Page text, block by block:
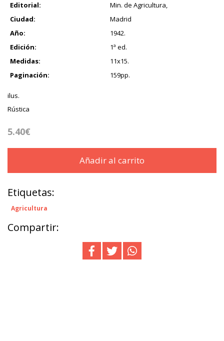
Editorial:
Min. de Agricultura,
Ciudad:
Madrid
Año:
1942.
Edición:
1ª ed.
Medidas:
11x15.
Paginación:
159pp.
ilus.
Rústica
5.40€
Añadir al carrito
Etiquetas:
Agricultura
Compartir: